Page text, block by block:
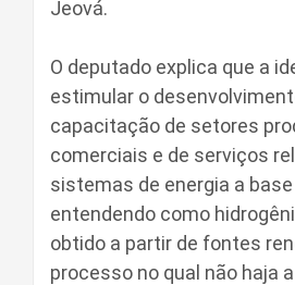
Jeová.
O deputado explica que a
estimular o
capacitação de setores
comerciais e de serviços
sistemas de energia a
entendendo como
obtido a partir de fontes
processo no qual não haja